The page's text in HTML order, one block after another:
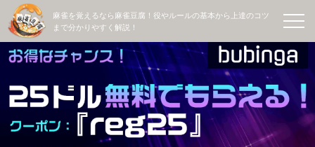
麻雀を覚えるなら麻雀豆腐！役やルールの基本から上達のコツ
まで分かりやすく解説！